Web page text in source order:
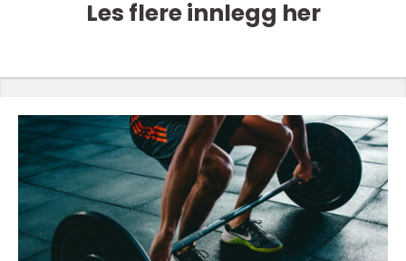
Les flere innlegg her